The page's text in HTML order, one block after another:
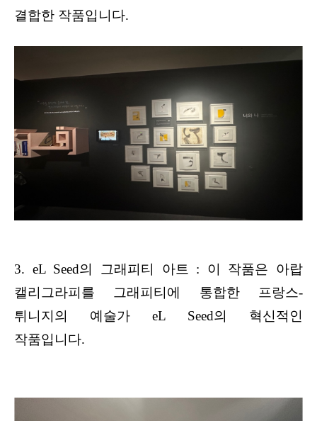
결합한 작품입니다.
3. eL Seed의 그래피티 아트 : 이 작품은 아랍
캘리그라피를 그래피티에 통합한 프랑스-
튀니지의 예술가 eL Seed의 혁신적인
작품입니다.